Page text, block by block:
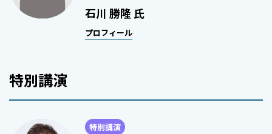
石川 勝隆 氏
プロフィール
特別講演
特別講演